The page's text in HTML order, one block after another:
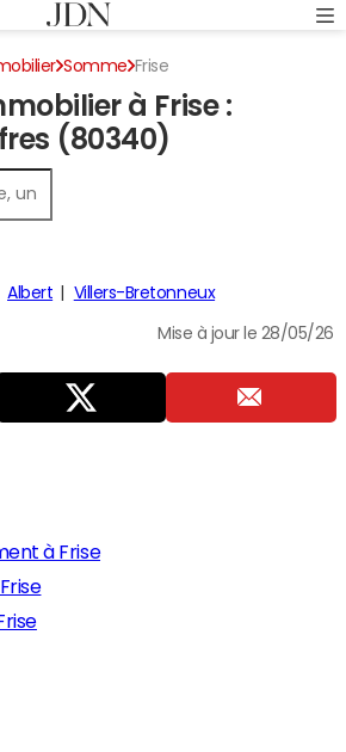
Somme Frise
à Frise :
(80340)
Albert Villers-Bretonneux
Mise à jour le 28/05/26
à Frise